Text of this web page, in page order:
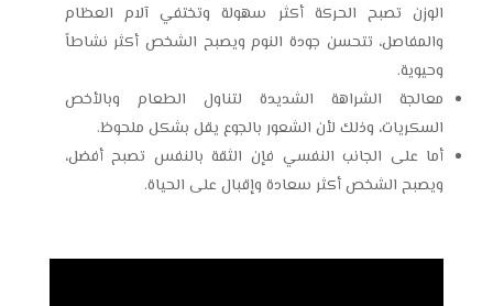
الوزن تصبح الحركة أكثر سهولة وتختفي آلام العظام
والمفاصل، تتحسن جودة النوم ويصبح الشخص أكثر نشاطاً
وحيوية.
معالجة الشراهة الشديدة لتناول الطعام وبالأخص
السكريات، وذلك لأن الشعور بالجوع يقل بشكل ملحوظ.
أما على الجانب النفسي فإن الثقة بالنفس تصبح أفضل،
ويصبح الشخص أكثر سعادة وإقبال على الحياة.